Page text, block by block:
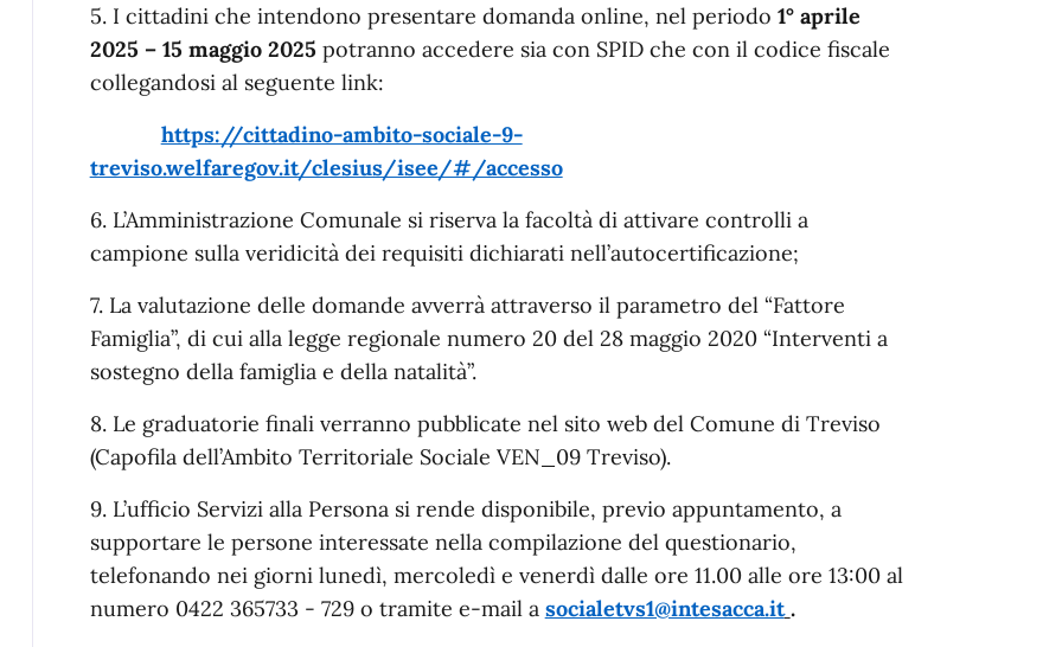
5. I cittadini che intendono presentare domanda online, nel periodo 1° aprile
2025 – 15 maggio 2025 potranno accedere sia con SPID che con il codice fiscale
collegandosi al seguente link:
https://cittadino-ambito-sociale-9-
treviso.welfaregov.it/clesius/isee/#/accesso
6. L’Amministrazione Comunale si riserva la facoltà di attivare controlli a
campione sulla veridicità dei requisiti dichiarati nell’autocertificazione;
7. La valutazione delle domande avverrà attraverso il parametro del “Fattore
Famiglia”, di cui alla legge regionale numero 20 del 28 maggio 2020 “Interventi a
sostegno della famiglia e della natalità”.
8. Le graduatorie finali verranno pubblicate nel sito web del Comune di Treviso
(Capofila dell’Ambito Territoriale Sociale VEN_09 Treviso).
9. L’ufficio Servizi alla Persona si rende disponibile, previo appuntamento, a
supportare le persone interessate nella compilazione del questionario,
telefonando nei giorni lunedì, mercoledì e venerdì dalle ore 11.00 alle ore 13:00 al
numero 0422 365733 - 729 o tramite e-mail a socialetvs1@intesacca.it .